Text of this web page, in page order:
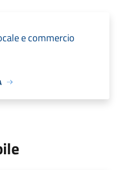
e commercio